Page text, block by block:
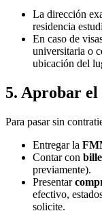
La dirección
residencia
En caso de
universitaria o
ubicación del
5. Aprobar
Para pasar sin
Entregar la
Contar con
previamente).
Presentar
efectivo,
solicite.